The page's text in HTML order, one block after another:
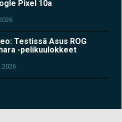
Pixel 10a
Testissä Asus ROG
-pelikuulokkeet